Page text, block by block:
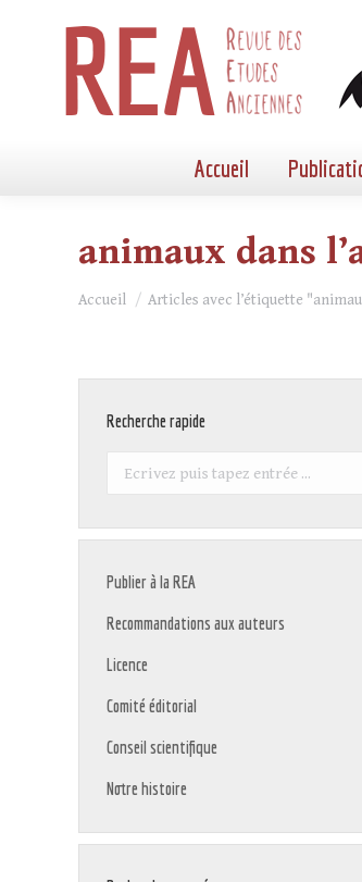
Accueil
animaux dans
Vous êtes ici :
Accueil Articles avec l’étiquette
Recherche rapide
Recherche
Publier à la REA
Recommandations aux auteurs
Licence
Comité éditorial
Conseil scientifique
Notre histoire